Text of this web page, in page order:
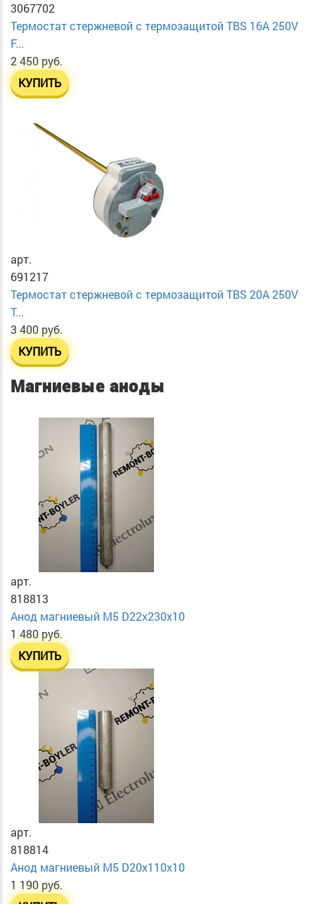
3067702
Термостат стержневой с термозащитой TBS 16A 250V
F...
2 450 руб.
КУПИТЬ
арт.
691217
Термостат стержневой с термозащитой TBS 20A 250V
T...
3 400 руб.
КУПИТЬ
Магниевые аноды
арт.
818813
Анод магниевый М5 D22х230х10
1 480 руб.
КУПИТЬ
арт.
818814
Анод магниевый М5 D20х110х10
1 190 руб.